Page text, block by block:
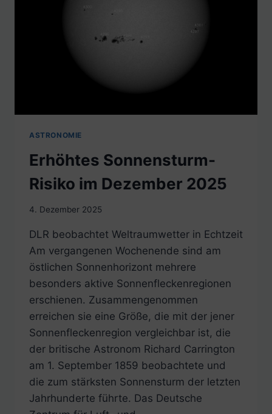
ASTRONOMIE
Erhöhtes Sonnensturm-
Risiko im Dezember 2025
4. Dezember 2025
DLR beobachtet Weltraumwetter in Echtzeit
Am vergangenen Wochenende sind am
östlichen Sonnenhorizont mehrere
besonders aktive Sonnenfleckenregionen
erschienen. Zusammengenommen
erreichen sie eine Größe, die mit der jener
Sonnenfleckenregion vergleichbar ist, die
der britische Astronom Richard Carrington
am 1. September 1859 beobachtete und
die zum stärksten Sonnensturm der letzten
Jahrhunderte führte. Das Deutsche